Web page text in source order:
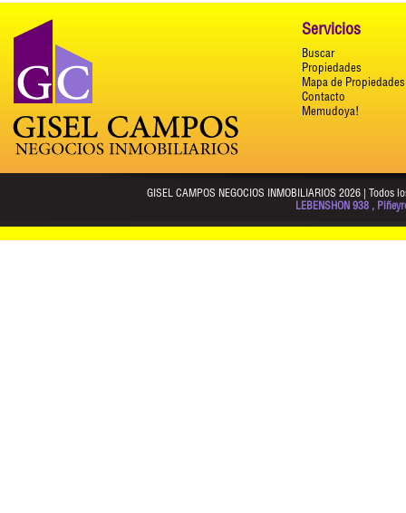
Servicios
Buscar
Propiedades
Mapa de Propiedades
Contacto
Memudoya!
GISEL CAMPOS NEGOCIOS INMOBILIARIOS 2026 | Todos
LEBENSHON 938 ,